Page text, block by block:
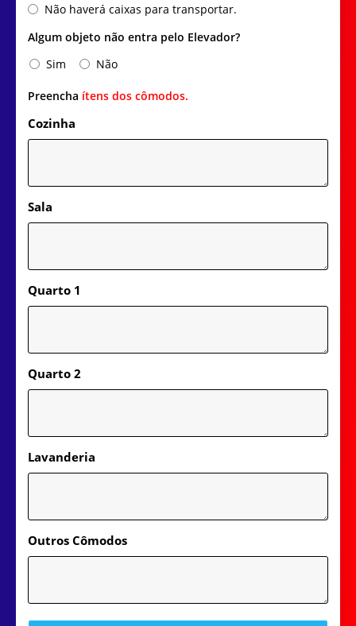
Não haverá caixas para transportar.
Algum objeto não entra pelo Elevador?
Sim
Não
Preencha ítens dos cômodos.
Cozinha
Sala
Quarto 1
Quarto 2
Lavanderia
Outros Cômodos